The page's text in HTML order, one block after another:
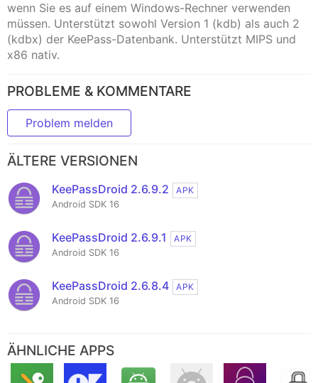
wenn Sie es auf einem Windows-Rechner verwenden
müssen. Unterstützt sowohl Version 1 (kdb) als auch 2
(kdbx) der KeePass-Datenbank. Unterstützt MIPS und
x86 nativ.
PROBLEME & KOMMENTARE
Problem melden
ÄLTERE VERSIONEN
KeePassDroid 2.6.9.2
APK
Android SDK 16
KeePassDroid 2.6.9.1
APK
Android SDK 16
KeePassDroid 2.6.8.4
APK
Android SDK 16
ÄHNLICHE APPS